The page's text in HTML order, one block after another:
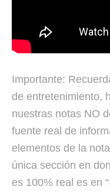
Importante:
de entretenimiento,
nuestras notas NO
fuente real de
elementos de la
única sección en
es 100% real es en